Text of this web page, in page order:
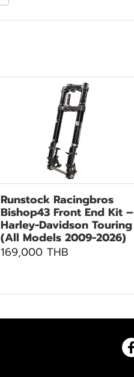
Runstock Racingbros
Bishop43 Front End Kit –
Harley-Davidson Touring
(All Models 2009-2026)
169,000 THB